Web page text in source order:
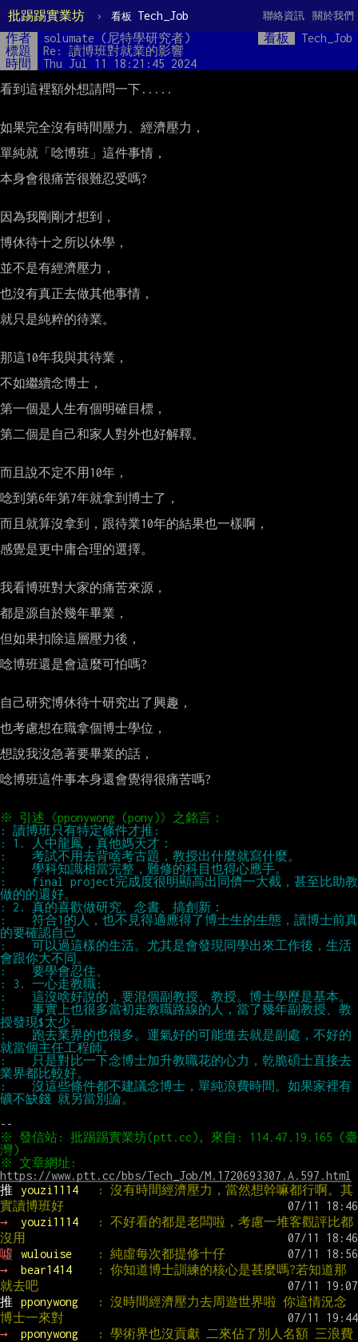
批踢踢實業坊 › 看板 Tech_Job 關於我們
聯絡資訊
作者 solumate (尼特學研究者) 看板
Tech_Job
標題
Re: 讀博班對就業的影響
時間
Thu Jul 11 18:21:45 2024
看到這裡額外想請問一下.....
如果完全沒有時間壓力、經濟壓力，
單純就「唸博班」這件事情，
本身會很痛苦很難忍受嗎?
因為我剛剛才想到，
博休待十之所以休學，
並不是有經濟壓力，
也沒有真正去做其他事情，
就只是純粹的待業。
那這10年我與其待業，
不如繼續念博士，
第一個是人生有個明確目標，
第二個是自己和家人對外也好解釋。
而且說不定不用10年，
唸到第6年第7年就拿到博士了，
而且就算沒拿到，跟待業10年的結果也一樣啊，
感覺是更中庸合理的選擇。
我看博班對大家的痛苦來源，
都是源自於幾年畢業，
但如果扣除這層壓力後，
唸博班還是會這麼可怕嗎?
自己研究博休待十研究出了興趣，
也考慮想在職拿個博士學位，
想說我沒急著要畢業的話，
唸博班這件事本身還會覺得很痛苦嗎?
:    final project完成度很明顯高出同儕一大截，甚至比助教
:    符合1的人，也不見得適應得了博士生的生態，讀博士前真
:    可以過這樣的生活。尤其是會發現同學出來工作後，生活
:    事實上也很多當初走教職路線的人，當了幾年副教授、教
:    跑去業界的也很多。運氣好的可能進去就是副處，不好的
:    只是對比一下念博士加升教職花的心力，乾脆碩士直接去
:    沒這些條件都不建議念博士，單純浪費時間。如果家裡有
※ 發信站: 批踢踢實業坊(ptt.cc), 來自: 114.47.19.165 (臺
https://www.ptt.cc/bbs/Tech_Job/M.1720693307.A.597.html
推
youzi1114
: 沒有時間經濟壓力，當然想幹嘛都行啊。其
實讀博班好
→
youzi1114
: 不好看的都是老闆啦，考慮一堆客觀評比都
沒用
噓
wulouise
: 純虛每次都提修十仔
→
bear1414
: 你知道博士訓練的核心是甚麼嗎?若知道那
就去吧
推
pponywong
: 沒時間經濟壓力去周遊世界啦 你這情況念
博士一來對
→
pponywong
: 學術界也沒貢獻 二來佔了別人名額 三浪費